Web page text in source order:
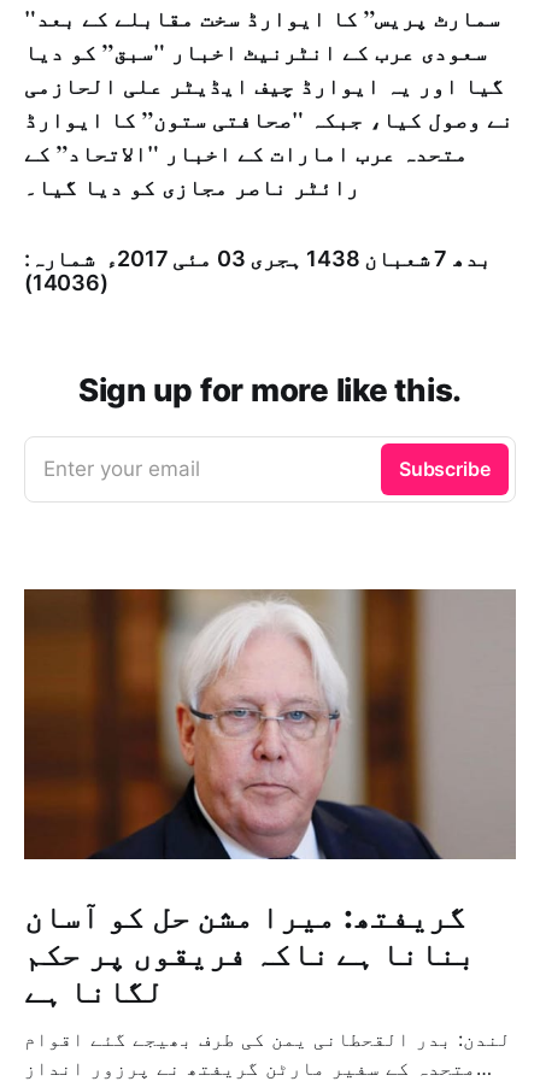
"سمارٹ پریس” کا ایوارڈ سخت مقابلے کے بعد
سعودی عرب کے انٹرنیٹ اخبار "سبق” کو دیا
گیا اور یہ ایوارڈ چیف ایڈیٹر علی الحازمی
نے وصول کیا، جبکہ "صحافتی ستون” کا ایوارڈ
متحدہ عرب امارات کے اخبار "الاتحاد” کے
رائٹر ناصر مجازی کو دیا گیا۔
بدھ 7 شعبان 1438 ہجری­ 03 مئی 2017ء شمارہ:
(14036)
Sign up for more like this.
Enter your email Subscribe
گریفتھ: میرا مشن حل کو آسان
بنانا ہے ناکہ فریقوں پر حکم
لگانا ہے
لندن: بدر القحطانی یمن کی طرف بھیجے گئے اقوام
متحدہ کے سفیر مارٹن گریفتھ نے پرزور انداز